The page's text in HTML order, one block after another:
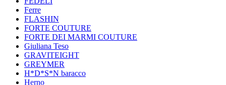
Ferre
FLASHIN
FORTE COUTURE
FORTE DEI MARMI COUTURE
Giuliana Teso
GRAVITEIGHT
GREYMER
H*D*S*N baracco
Herno